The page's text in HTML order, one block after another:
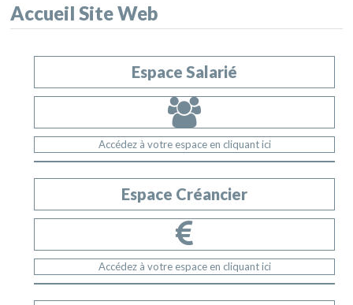
Accueil Site Web
Espace Salarié
Accédez à votre espace en cliquant ici
Espace Créancier
Accédez à votre espace en cliquant ici